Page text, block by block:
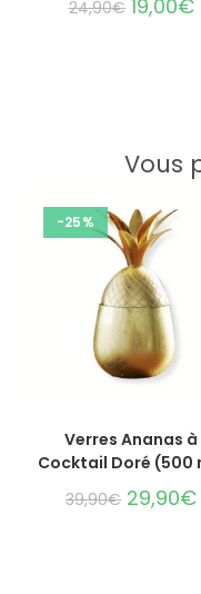
24,90€ 19,00€
Vous
-25%
AJOUTER AU
Verres Ananas à
Cocktail Doré (500
39,90€ 29,90€